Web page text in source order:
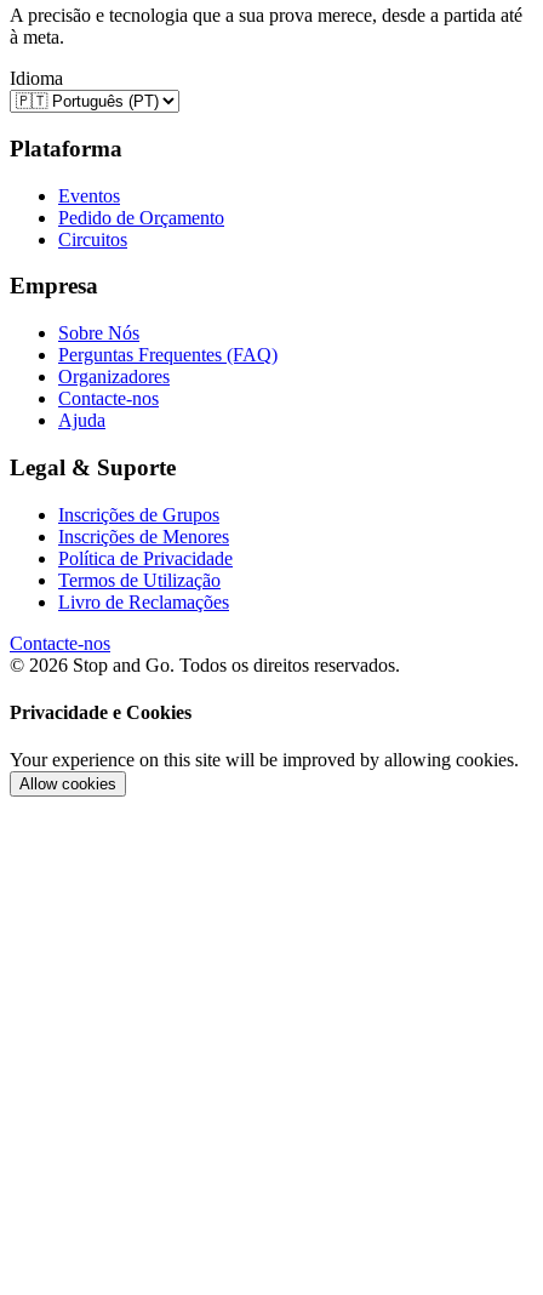
A precisão e tecnologia que a sua prova merece, desde a partida até
à meta.
Idioma
Plataforma
Eventos
Pedido de Orçamento
Circuitos
Empresa
Sobre Nós
Perguntas Frequentes (FAQ)
Organizadores
Contacte-nos
Ajuda
Legal & Suporte
Inscrições de Grupos
Inscrições de Menores
Política de Privacidade
Termos de Utilização
Livro de Reclamações
Contacte-nos
© 2026 Stop and Go. Todos os direitos reservados.
Privacidade e Cookies
Your experience on this site will be improved by allowing cookies.
Allow cookies